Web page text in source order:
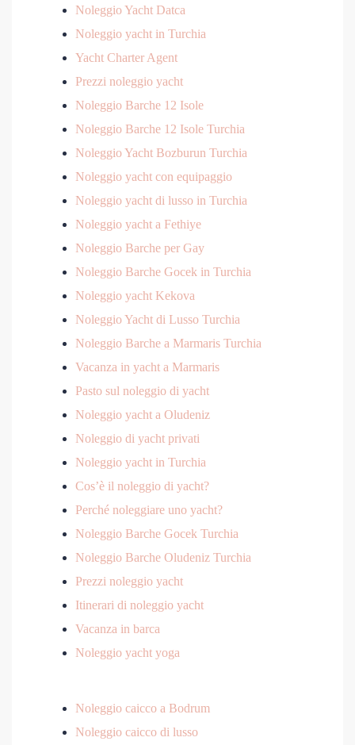
Noleggio Yacht Datca
Noleggio yacht in Turchia
Yacht Charter Agent
Prezzi noleggio yacht
Noleggio Barche 12 Isole
Noleggio Barche 12 Isole Turchia
Noleggio Yacht Bozburun Turchia
Noleggio yacht con equipaggio
Noleggio yacht di lusso in Turchia
Noleggio yacht a Fethiye
Noleggio Barche per Gay
Noleggio Barche Gocek in Turchia
Noleggio yacht Kekova
Noleggio Yacht di Lusso Turchia
Noleggio Barche a Marmaris Turchia
Vacanza in yacht a Marmaris
Pasto sul noleggio di yacht
Noleggio yacht a Oludeniz
Noleggio di yacht privati
Noleggio yacht in Turchia
Cos’è il noleggio di yacht?
Perché noleggiare uno yacht?
Noleggio Barche Gocek Turchia
Noleggio Barche Oludeniz Turchia
Prezzi noleggio yacht
Itinerari di noleggio yacht
Vacanza in barca
Noleggio yacht yoga
Noleggio caicco a Bodrum
Noleggio caicco di lusso